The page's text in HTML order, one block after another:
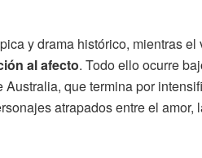
y drama histórico, mientras el
al afecto. Todo ello ocurre
Australia, que termina por
atrapados entre el amor,